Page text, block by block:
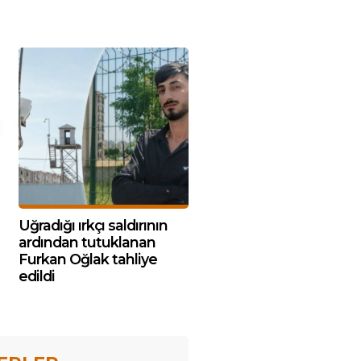
Uğradığı ırkçı saldırının
ardından tutuklanan
Furkan Oğlak tahliye
edildi